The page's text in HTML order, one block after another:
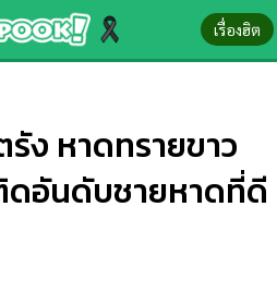
เรื่องฮิต
รัง หาดทรายขาว
ดอันดับชายหาดที่ดี